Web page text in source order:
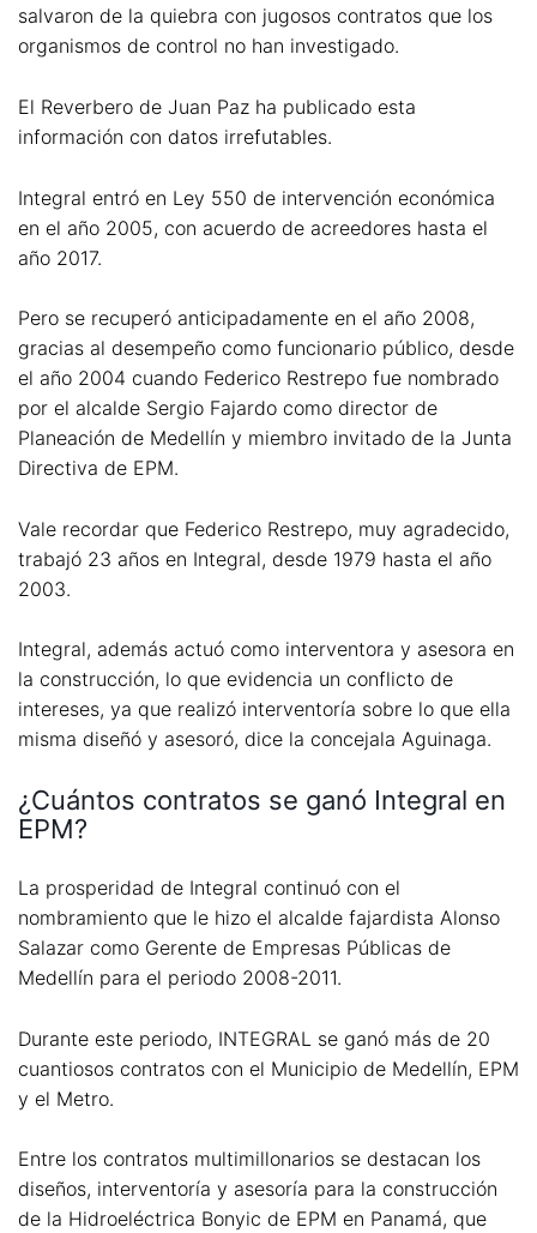
salvaron de la quiebra con jugosos contratos que los
organismos de control no han investigado.
El Reverbero de Juan Paz ha publicado esta
información con datos irrefutables.
Integral entró en Ley 550 de intervención económica
en el año 2005, con acuerdo de acreedores hasta el
año 2017.
Pero se recuperó anticipadamente en el año 2008,
gracias al desempeño como funcionario público, desde
el año 2004 cuando Federico Restrepo fue nombrado
por el alcalde Sergio Fajardo como director de
Planeación de Medellín y miembro invitado de la Junta
Directiva de EPM.
Vale recordar que Federico Restrepo, muy agradecido,
trabajó 23 años en Integral, desde 1979 hasta el año
2003.
Integral, además actuó como interventora y asesora en
la construcción, lo que evidencia un conflicto de
intereses, ya que realizó interventoría sobre lo que ella
misma diseñó y asesoró, dice la concejala Aguinaga.
¿Cuántos contratos se ganó Integral en
EPM?
La prosperidad de Integral continuó con el
nombramiento que le hizo el alcalde fajardista Alonso
Salazar como Gerente de Empresas Públicas de
Medellín para el periodo 2008-2011.
Durante este periodo, INTEGRAL se ganó más de 20
cuantiosos contratos con el Municipio de Medellín, EPM
y el Metro.
Entre los contratos multimillonarios se destacan los
diseños, interventoría y asesoría para la construcción
de la Hidroeléctrica Bonyic de EPM en Panamá, que